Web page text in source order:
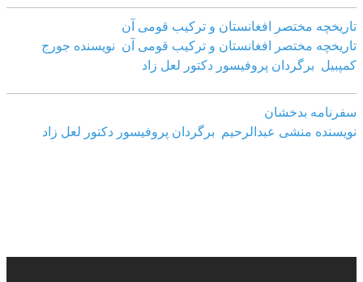
تاریخچه مختصر افغانستان و ترکیب قومی آن
تاریخچه مختصر افغانستان و ترکیب قومی آن نویسنده جورج
کمپبیل برگردان پروفیسور دکتور لعل زاد
سفرنامه بدخشان
نویسنده منشی عبدالرحیم برگردان پروفیسور دکتور لعل زاد